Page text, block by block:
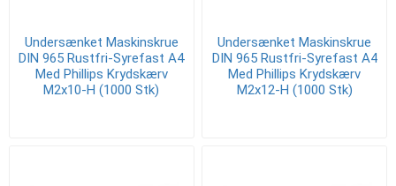
Undersænket Maskinskrue
DIN 965 Rustfri-Syrefast A4
Med Phillips Krydskærv
M2x10-H (1000 Stk)
Undersænket Maskinskrue
DIN 965 Rustfri-Syrefast A4
Med Phillips Krydskærv
M2x12-H (1000 Stk)